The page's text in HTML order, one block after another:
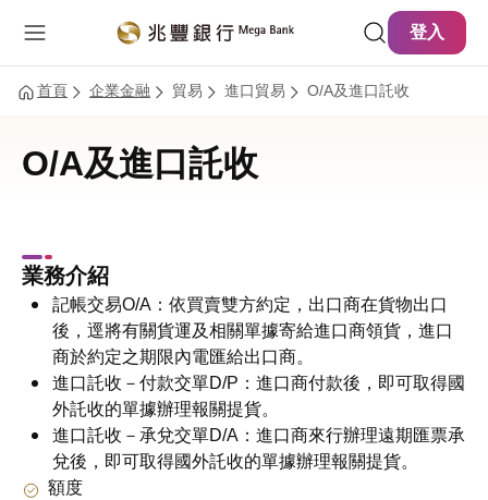
登入
首頁 企業金融 貿易 進口貿易 O/A及進口託收
O/A及進口託收
業務介紹
記帳交易O/A：依買賣雙方約定，出口商在貨物出口
後，逕將有關貨運及相關單據寄給進口商領貨，進口
商於約定之期限內電匯給出口商。
進口託收－付款交單D/P：進口商付款後，即可取得國
外託收的單據辦理報關提貨。
進口託收－承兌交單D/A：進口商來行辦理遠期匯票承
兌後，即可取得國外託收的單據辦理報關提貨。
額度